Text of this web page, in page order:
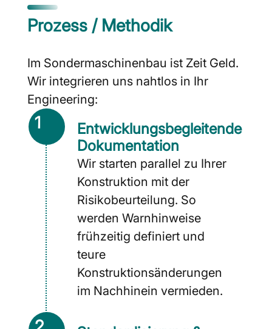
Prozess / Methodik
Im Sondermaschinenbau ist Zeit Geld.
Wir integrieren uns nahtlos in Ihr
Engineering:
1
Entwicklungsbegleitende
Dokumentation
Wir starten parallel zu Ihrer
Konstruktion mit der
Risikobeurteilung. So
werden Warnhinweise
frühzeitig definiert und
teure
Konstruktionsänderungen
im Nachhinein vermieden.